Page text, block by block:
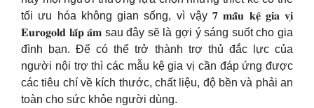
tối ưu hóa không gian sống, vì vậy 𝟕 𝐦𝐚̂̃𝐮 𝐤𝐞̣̂ 𝐠𝐢𝐚 𝐯𝐢̣
𝐄𝐮𝐫𝐨𝐠𝐨𝐥𝐝 𝐥𝐚̆́𝐩 𝐚̂𝐦 sau đây sẽ là gợi ý sáng suốt cho gia
đình bạn. Để có thể trở thành trợ thủ đắc lực của
người nội trợ thì các mẫu kệ gia vị cần đáp ứng được
các tiêu chí về kích thước, chất liệu, độ bền và phải an
toàn cho sức khỏe người dùng.